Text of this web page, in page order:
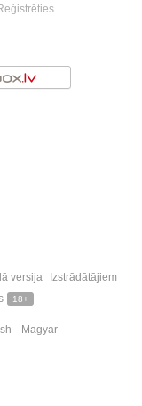
versija
Izstrādātājiem
18+
Magyar